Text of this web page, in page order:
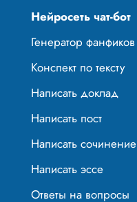
Нейросеть чат-бот
Генератор фанфиков
Конспект по тексту
Написать доклад
Написать пост
Написать сочинение
Написать эссе
Ответы на вопросы